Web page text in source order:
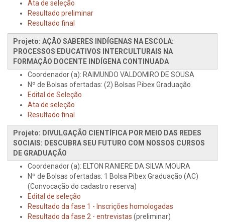
Ata de seleção
Resultado preliminar
Resultado final
Projeto: AÇÃO SABERES INDÍGENAS NA ESCOLA:
PROCESSOS EDUCATIVOS INTERCULTURAIS NA
FORMAÇÃO DOCENTE INDÍGENA CONTINUADA
Coordenador (a): RAIMUNDO VALDOMIRO DE SOUSA
Nº de Bolsas ofertadas: (2) Bolsas Pibex Graduação
Edital de Seleção
Ata de seleção
Resultado final
Projeto: DIVULGAÇÃO CIENTÍFICA POR MEIO DAS REDES
SOCIAIS: DESCUBRA SEU FUTURO COM NOSSOS CURSOS
DE GRADUAÇÃO
Coordenador (a): ELTON RANIERE DA SILVA MOURA
Nº de Bolsas ofertadas: 1 Bolsa Pibex Graduação (AC)
(Convocação do cadastro reserva)
Edital de seleção
Resultado da fase 1 - Inscrições homologadas
Resultado da fase 2 - entrevistas (preliminar)